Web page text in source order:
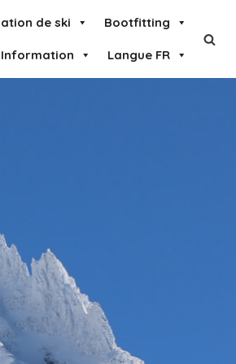
de ski Bootfitting
Information Langue FR